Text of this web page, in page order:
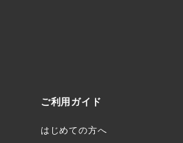
ご利用ガイド
はじめての方へ